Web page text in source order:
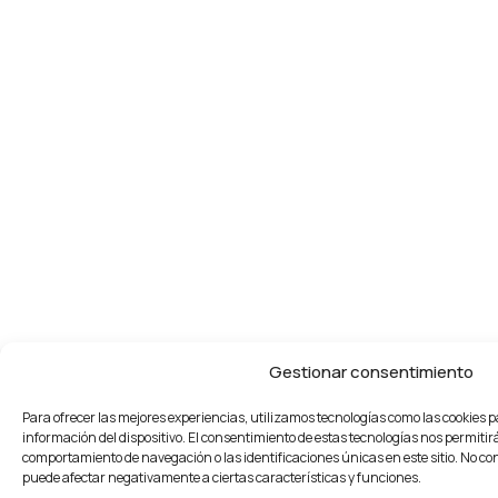
Gestionar consentimiento
Para ofrecer las mejores experiencias, utilizamos tecnologías como las cookies
información del dispositivo. El consentimiento de estas tecnologías nos
comportamiento de navegación o las identificaciones únicas en este sitio. No
puede afectar negativamente a ciertas características y funciones.